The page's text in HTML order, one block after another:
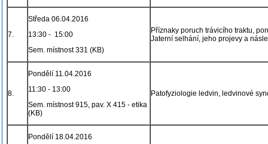
7.
Středa 06.04.2016
13:30 - 15:00
Sem. místnost 331 (KB)
Příznaky poruch trávicího traktu,
Jaterní selhání, jeho projevy a
8.
Pondělí 11.04.2016
11:30 - 13:00
Sem. místnost 915, pav. X 415 - etika
(KB)
Patofyziologie ledvin, ledvinové
Pondělí 18.04.2016